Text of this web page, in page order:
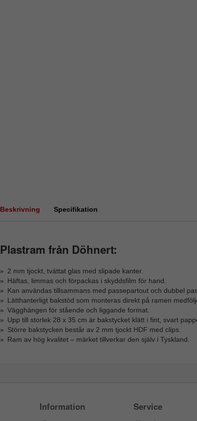
Beskrivning Specifikation
Plastram från Döhnert:
2 mm tjockt, tvättat glas med slipade kanter.
Häftas, limmas och förpackas i skyddsfilm för hand.
Kan användas tillsammans med passepartout och dubbel
Lätthanterligt bakstöd som monteras direkt på ramen
Vägghängen för stående och liggande format.
Upp till storlek 28 x 35 cm är bakstycket klätt i fint, svart
Större bakstycken består av 2 mm tjockt HDF med clips.
Ram av hög kvalitet – märket tillverkar den själv i Tyskland.
Information Service